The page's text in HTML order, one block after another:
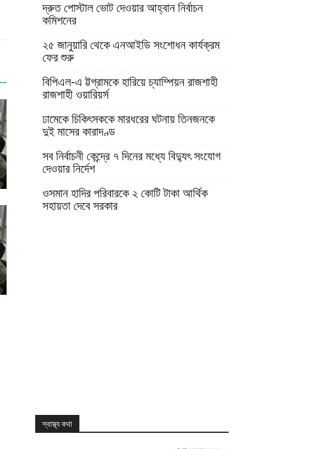
দ্রুত পোস্টাল ভোট দেওয়ার আহ্বান নির্বাচন
কমিশনের
২৫ জানুয়ারি থেকে এনআইডি সংশোধন কার্যক্রম
ফের শুরু
বিপিএল-এ ট্টগ্রামকে হারিয়ে চ্যাম্পিয়ন রাজশাহী
রাজশাহী ওয়ারিয়র্স
ঢামেকে চিকিৎসককে মারধরের ঘটনায় তিনজনকে
দুই মাসের কারাদণ্ড
সব নির্বাচনী কেন্দ্রে ৭ দিনের মধ্যে বিদ্যুৎ সংযোগ
দেওয়ার নির্দেশ
ওসমান হাদির পরিবারকে ২ কোটি টাকা আর্থিক
সহায়তা দেবে সরকার
স্বাস্থ্য কথা